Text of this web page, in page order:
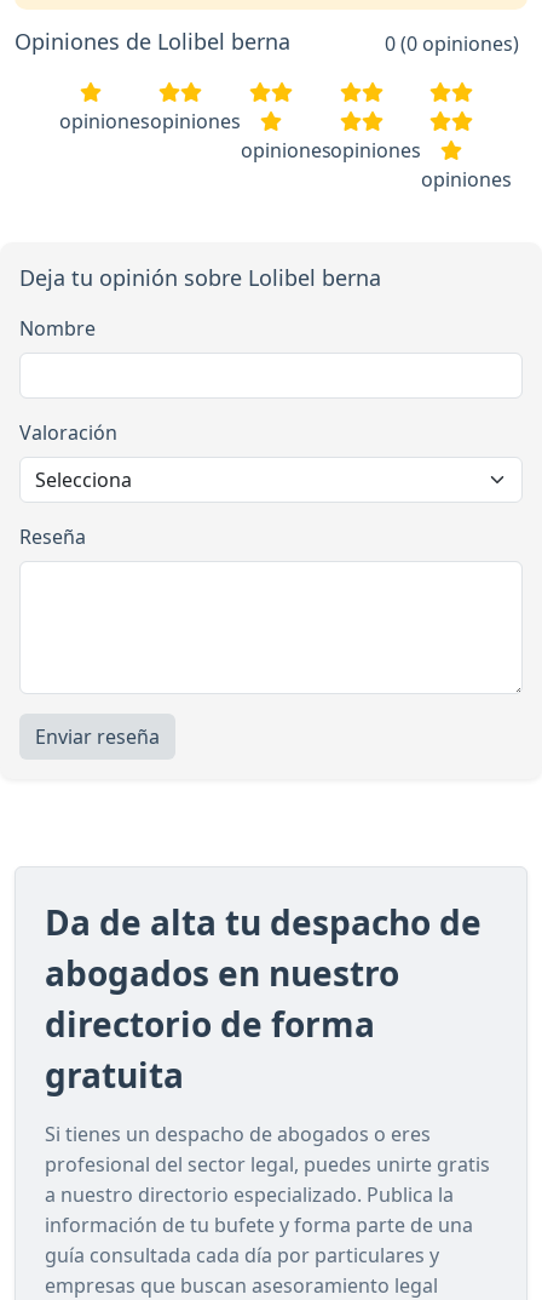
Opiniones de Lolibel berna 0 (0 opiniones)
opinionesopiniones
opinionesopiniones
opiniones
Deja tu opinión sobre Lolibel berna
Nombre
Valoración
Reseña
Enviar reseña
Da de alta tu despacho de
abogados en nuestro
directorio de forma
gratuita
Si tienes un despacho de abogados o eres
profesional del sector legal, puedes unirte gratis
a nuestro directorio especializado. Publica la
información de tu bufete y forma parte de una
guía consultada cada día por particulares y
empresas que buscan asesoramiento legal